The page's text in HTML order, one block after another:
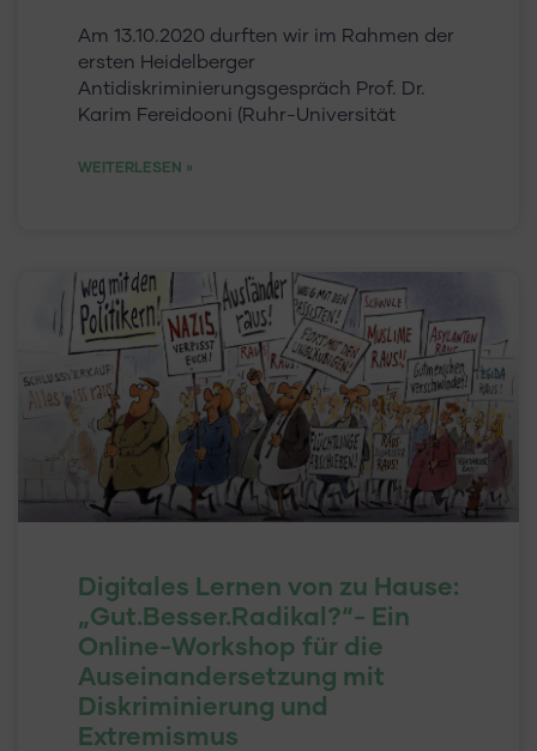
Am 13.10.2020 durften wir im Rahmen der
ersten Heidelberger
Antidiskriminierungsgespräch Prof. Dr.
Karim Fereidooni (Ruhr-Universität
WEITERLESEN »
Digitales Lernen von zu Hause:
„Gut.Besser.Radikal?“- Ein
Online-Workshop für die
Auseinandersetzung mit
Diskriminierung und
Extremismus